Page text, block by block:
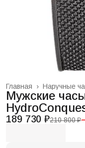
Наручные
Главная ›
Мужские
189 730 ₽210 800 ₽−